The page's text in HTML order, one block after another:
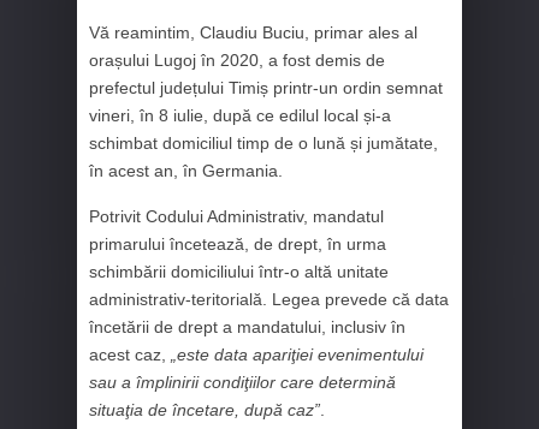
Vă reamintim, Claudiu Buciu, primar ales al
orașului Lugoj în 2020, a fost demis de
prefectul județului Timiș printr-un ordin semnat
vineri, în 8 iulie, după ce edilul local și-a
schimbat domiciliul timp de o lună și jumătate,
în acest an, în Germania.
Potrivit Codului Administrativ, mandatul
primarului încetează, de drept, în urma
schimbării domiciliului într-o altă unitate
administrativ-teritorială. Legea prevede că data
încetării de drept a mandatului, inclusiv în
acest caz,
„este data apariţiei evenimentului
sau a împlinirii condiţiilor care determină
situaţia de încetare, după caz”